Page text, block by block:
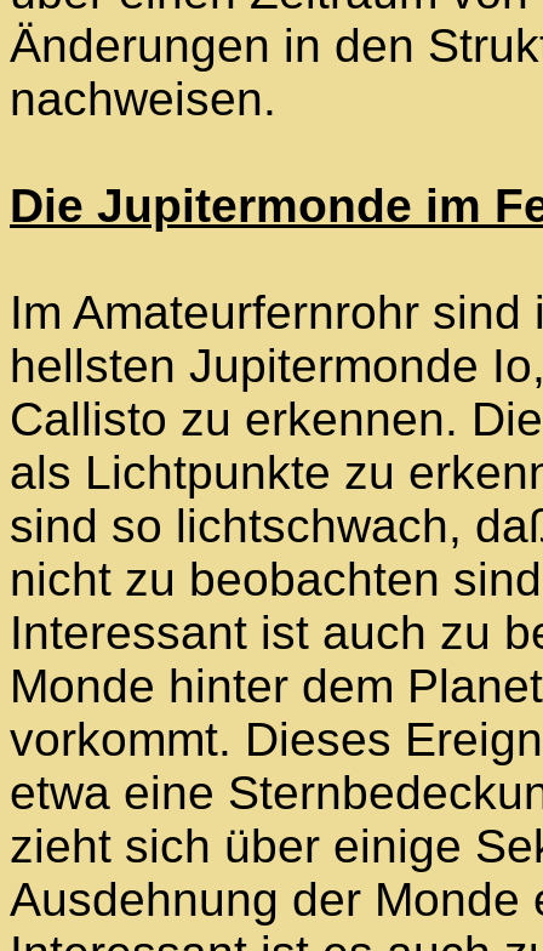
Änderungen in den
nachweisen.
Die Jupitermonde im
Im Amateurfernrohr
hellsten Jupitermonde
Callisto zu erkennen.
als Lichtpunkte zu
sind so lichtschwach,
nicht zu beobachten
Interessant ist auch zu
Monde hinter dem
vorkommt. Dieses
etwa eine
zieht sich über einige
Ausdehnung der Monde